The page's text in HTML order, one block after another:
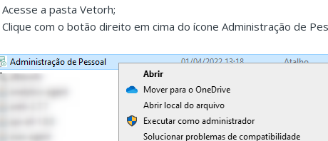
Acesse a pasta Vetorh;
Clique com o botão direito em cima do ícone Administração de